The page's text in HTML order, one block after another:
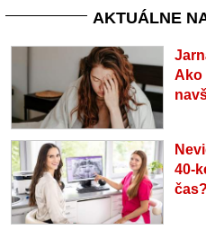
AKTUÁLNE
Ako
40-
čas?